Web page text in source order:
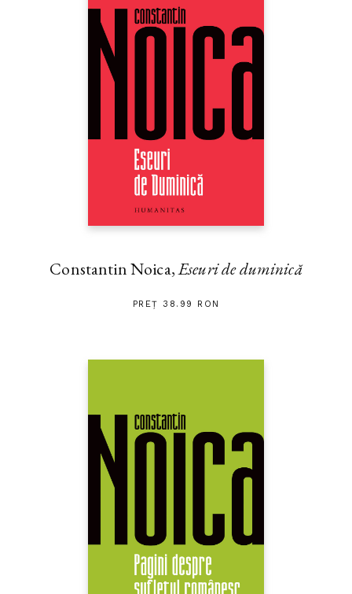
Constantin Noica,Eseuri de duminică
PREȚ 38.99 RON